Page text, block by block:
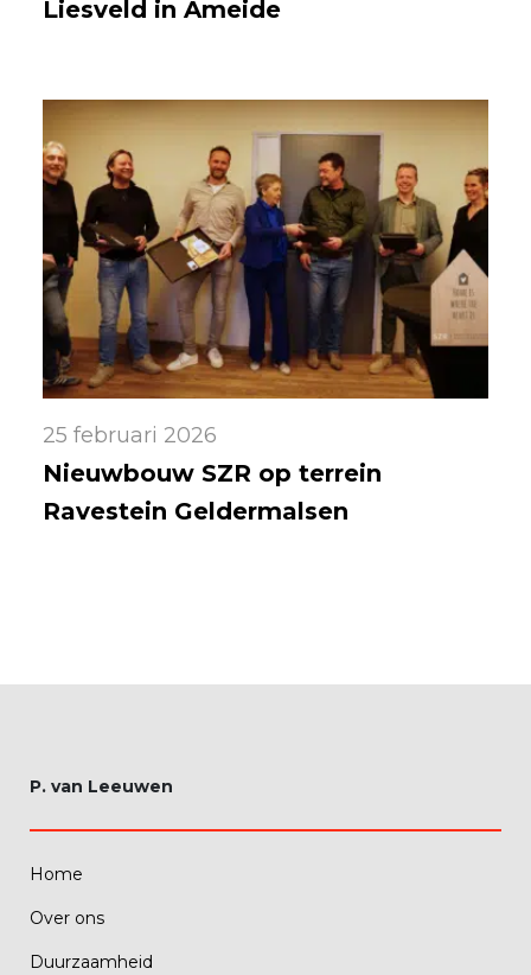
Liesveld in Ameide
25 februari 2026
Nieuwbouw SZR op terrein
Ravestein Geldermalsen
P. van Leeuwen
Home
Over ons
Duurzaamheid